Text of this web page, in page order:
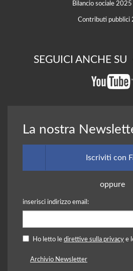
Bilancio sociale 2025
Contributi pubblici
SEGUICI ANCHE SU
La nostra
Iscriviti con
oppure
inserisci indirizzo email:
Ho letto le direttive sulla privacy e
Archivio Newsletter